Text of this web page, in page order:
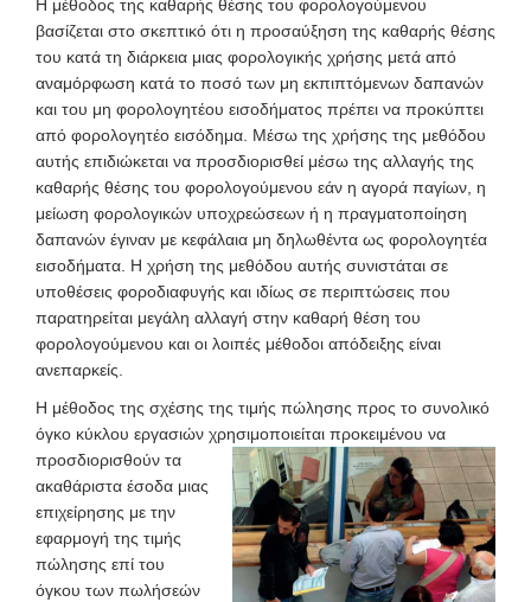
Η μέθοδος της καθαρής θέσης του φορολογούμενου
βασίζεται στο σκεπτικό ότι η προσαύξηση της καθαρής θέσης
του κατά τη διάρκεια μιας φορολογικής χρήσης μετά από
αναμόρφωση κατά το ποσό των μη εκπιπτόμενων δαπανών
και του μη φορολογητέου εισοδήματος πρέπει να προκύπτει
από φορολογητέο εισόδημα. Μέσω της χρήσης της μεθόδου
αυτής επιδιώκεται να προσδιορισθεί μέσω της αλλαγής της
καθαρής θέσης του φορολογούμενου εάν η αγορά παγίων, η
μείωση φορολογικών υποχρεώσεων ή η πραγματοποίηση
δαπανών έγιναν με κεφάλαια μη δηλωθέντα ως φορολογητέα
εισοδήματα. Η χρήση της μεθόδου αυτής συνιστάται σε
υποθέσεις φοροδιαφυγής και ιδίως σε περιπτώσεις που
παρατηρείται μεγάλη αλλαγή στην καθαρή θέση του
φορολογούμενου και οι λοιπές μέθοδοι απόδειξης είναι
ανεπαρκείς.
Η μέθοδος της σχέσης της τιμής πώλησης προς το συνολικό
όγκο κύκλου εργασιών χρησιμοποιείται προκειμένου να
προσδιορισθούν τα
ακαθάριστα έσοδα μιας
επιχείρησης με την
εφαρμογή της τιμής
πώλησης επί του
όγκου των πωλήσεών